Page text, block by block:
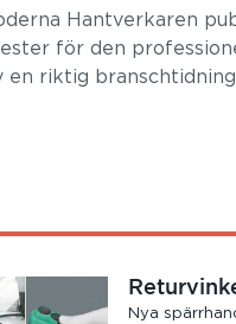
Hantverkaren
för den
en riktig
Nya